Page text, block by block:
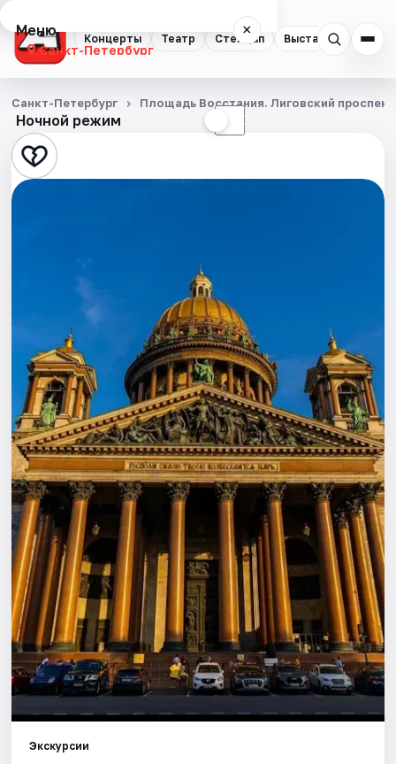
Концерты Театр Стендап Выставки
Меню ×
Санкт-Петербург
Концерты
Театр
Стендап
Экскурсии
Спорт
События
Города
Площадки
Артисты
Рейтинги
Ночной режим ☾
Санкт-Петербург Площадь Восстания. Лиговский
Экскурсии